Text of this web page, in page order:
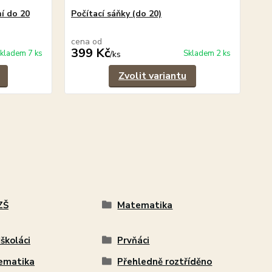
do 20
7 ks
Počítací sáňky (do 20)
cena od
399 Kč/ks Skladem 2 ks
Zvolit variantu
Matematika
Prvňáci
Přehledně roztříděno